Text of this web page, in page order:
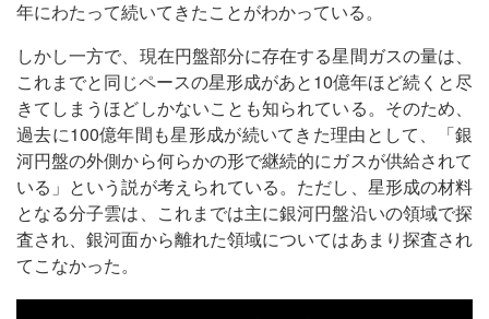
年にわたって続いてきたことがわかっている。
しかし一方で、現在円盤部分に存在する星間ガスの量は、
これまでと同じペースの星形成があと10億年ほど続くと尽
きてしまうほどしかないことも知られている。そのため、
過去に100億年間も星形成が続いてきた理由として、「銀
河円盤の外側から何らかの形で継続的にガスが供給されて
いる」という説が考えられている。ただし、星形成の材料
となる分子雲は、これまでは主に銀河円盤沿いの領域で探
査され、銀河面から離れた領域についてはあまり探査され
てこなかった。